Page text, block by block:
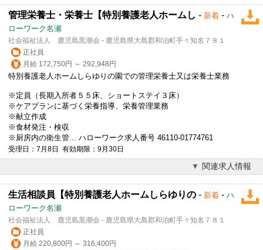
管理栄養士・栄養士【特別養護老人ホームし - 新着 - ハ
ローワーク名瀬
社会福祉法人 鹿児島黒潮会 - 鹿児島県大島郡和泊町手々知名７８１
正社員
月給 172,750円 ～ 292,948円
特別養護老人ホームしらゆりの園での管理栄養士又は栄養士業務
※定員（長期入所者５５床、ショートステイ３床）
※ケアプランに基づく栄養指導、栄養管理業務
※献立作成
※食材発注・検収
※厨房内の衛生管... ハローワーク求人番号 46110-01774761
受理日：7月8日 有効期限：9月30日
関連求人情報
生活相談員【特別養護老人ホームしらゆりの - 新着 - ハ
ローワーク名瀬
社会福祉法人 鹿児島黒潮会 - 鹿児島県大島郡和泊町手々知名７８１
正社員
月給 220,800円 ～ 316,400円